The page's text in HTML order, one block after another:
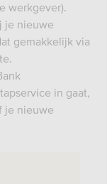
werkgever).
je nieuwe
gemakkelijk via
in gaat,
je nieuwe